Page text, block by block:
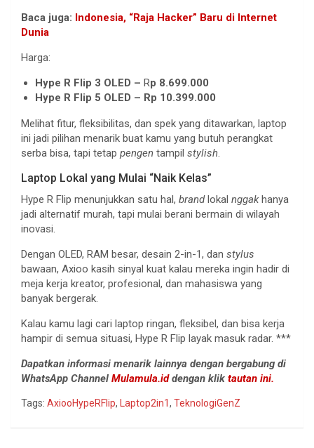
Baca juga: Indonesia, “Raja Hacker” Baru di Internet
Dunia
Harga:
Hype R Flip 3 OLED – Rp 8.699.000
Hype R Flip 5 OLED – Rp 10.399.000
Melihat fitur, fleksibilitas, dan spek yang ditawarkan, laptop
ini jadi pilihan menarik buat kamu yang butuh perangkat
serba bisa, tapi tetap pengen tampil stylish.
Laptop Lokal yang Mulai “Naik Kelas”
Hype R Flip menunjukkan satu hal, brandlokal nggakhanya
jadi alternatif murah, tapi mulai berani bermain di wilayah
inovasi.
Dengan OLED, RAM besar, desain 2-in-1, dan stylus
bawaan, Axioo kasih sinyal kuat kalau mereka ingin hadir di
meja kerja kreator, profesional, dan mahasiswa yang
banyak bergerak.
Kalau kamu lagi cari laptop ringan, fleksibel, dan bisa kerja
hampir di semua situasi, Hype R Flip layak masuk radar. ***
Dapatkan informasi menarik lainnya dengan bergabung di
WhatsApp Channel Mulamula.iddengan klik tautan ini.
Tags: AxiooHypeRFlip, Laptop2in1, TeknologiGenZ